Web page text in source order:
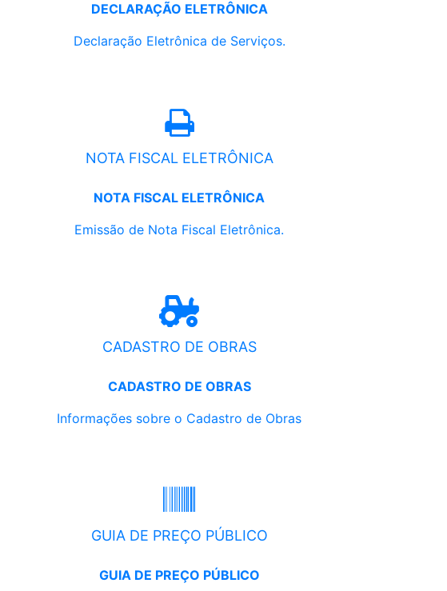
DECLARAÇÃO ELETRÔNICA
Declaração Eletrônica de Serviços.
NOTA FISCAL ELETRÔNICA
NOTA FISCAL ELETRÔNICA
Emissão de Nota Fiscal Eletrônica.
CADASTRO DE OBRAS
CADASTRO DE OBRAS
Informações sobre o Cadastro de Obras
GUIA DE PREÇO PÚBLICO
GUIA DE PREÇO PÚBLICO